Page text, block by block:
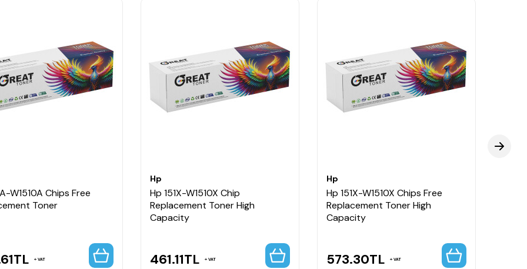
W1510A Chips Free
Toner
TL VAT
Hp
Hp 151X-W1510X Chip
Replacement Toner High
Capacity
461.11TL VAT
Hp
Hp 151X-W1510X Chips Free
Replacement Toner High
Capacity
573.30TL VAT